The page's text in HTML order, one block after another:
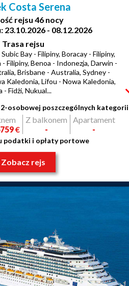
Costa Serena
rejsu 46 nocy
23.10.2026 - 08.12.2026
Trasa rejsu
Bay - Filipiny, Boracay - Filipiny,
Filipiny, Benoa - Indonezja, Darwin -
Brisbane - Australia, Sydney -
Kaledonia, Lifou - Nowa Kaledonia,
- Fidżi, Nukual...
2-osobowej poszczególnych kategorii
€
Z balkonem
-
Apartament
-
podatki i opłaty portowe
Zobacz rejs